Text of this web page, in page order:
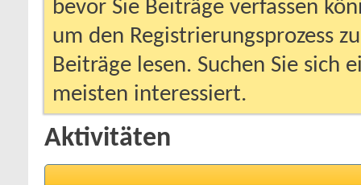
bevor Sie Beiträge verfassen
um den Registrierungsprozess
Beiträge lesen. Suchen Sie sich
meisten interessiert.
Aktivitäten